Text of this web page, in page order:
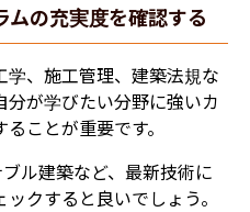
の充実度を確認する
、施工管理、建築法規な
が学びたい分野に強いカ
ことが重要です。
ル建築など、最新技術に
クすると良いでしょう。